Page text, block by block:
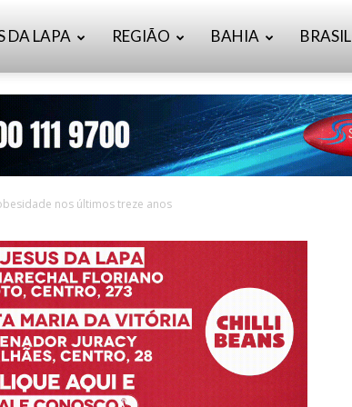
DA LAPA REGIÃO BAHIA BRASIL
nos últimos treze anos